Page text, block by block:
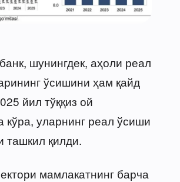
шунингдек, аҳоли реал
ўсишини ҳам қайд
йил тўққиз ой
кўра, уларнинг реал ўсиши
ташкил қилди.
мамлакатнинг барча